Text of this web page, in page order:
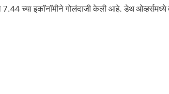
7.44 च्या इकॉनॉमीने गोलंदाजी केली आहे. डेथ